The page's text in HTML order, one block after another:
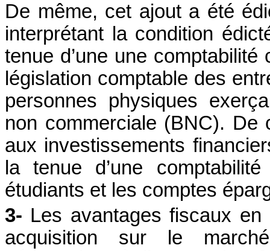
De même, cet ajout a été
interprétant la condition
tenue d’une une
législation comptable des
personnes physiques
non commerciale (BNC). De
aux investissements
la tenue d’une
étudiants et les comptes
3- Les avantages fiscaux en
acquisition sur le